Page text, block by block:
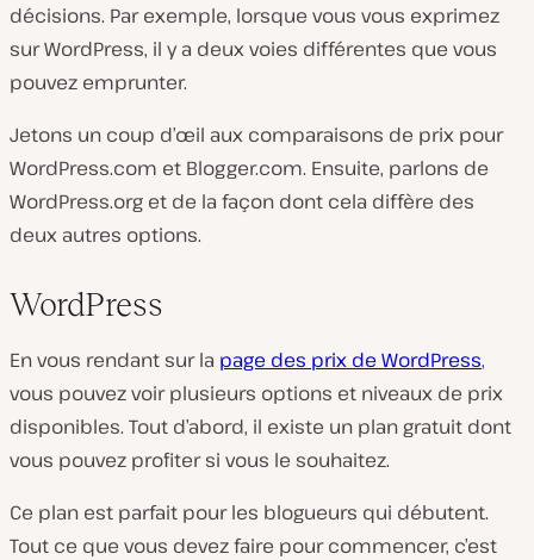
décisions. Par exemple, lorsque vous vous exprimez
sur WordPress, il y a deux voies différentes que vous
pouvez emprunter.
Jetons un coup d’œil aux comparaisons de prix pour
WordPress.com et Blogger.com. Ensuite, parlons de
WordPress.org et de la façon dont cela diffère des
deux autres options.
WordPress
En vous rendant sur la page des prix de WordPress,
vous pouvez voir plusieurs options et niveaux de prix
disponibles. Tout d’abord, il existe un plan gratuit dont
vous pouvez profiter si vous le souhaitez.
Ce plan est parfait pour les blogueurs qui débutent.
Tout ce que vous devez faire pour commencer, c’est